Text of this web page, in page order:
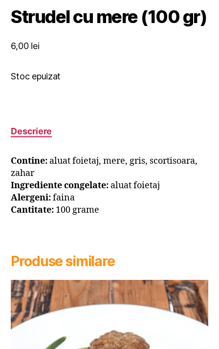
Strudel cu mere (100 gr)
6,00 lei
Stoc epuizat
Descriere
Contine: aluat foietaj, mere, gris, scortisoara,
zahar
Ingrediente congelate: aluat foietaj
Alergeni:faina
Cantitate: 100 grame
Produse similare